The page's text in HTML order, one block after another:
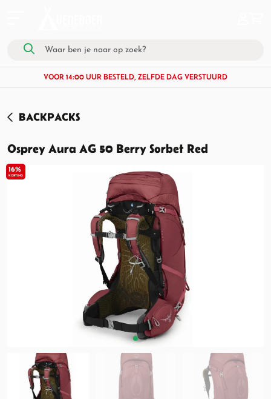
VOOR 14:00 UUR BESTELD, ZELFDE DAG VERSTUURD
BACKPACKS
16%
KORTING
Osprey Aura AG 50 Berry Sorbet Red